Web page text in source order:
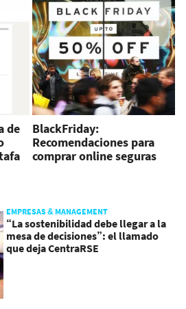
de
BlackFriday:
Recomendaciones para
comprar online seguras
EMPRESAS & MANAGEMENT
“La sostenibilidad debe llegar a la
mesa de decisiones”: el llamado
que deja CentraRSE